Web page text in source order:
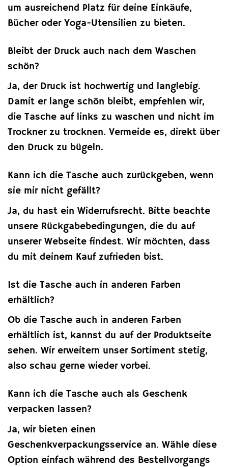
um ausreichend Platz für deine Einkäufe,
Bücher oder Yoga-Utensilien zu bieten.
Bleibt der Druck auch nach dem Waschen
schön?
Ja, der Druck ist hochwertig und langlebig.
Damit er lange schön bleibt, empfehlen wir,
die Tasche auf links zu waschen und nicht im
Trockner zu trocknen. Vermeide es, direkt über
den Druck zu bügeln.
Kann ich die Tasche auch zurückgeben, wenn
sie mir nicht gefällt?
Ja, du hast ein Widerrufsrecht. Bitte beachte
unsere Rückgabebedingungen, die du auf
unserer Webseite findest. Wir möchten, dass
du mit deinem Kauf zufrieden bist.
Ist die Tasche auch in anderen Farben
erhältlich?
Ob die Tasche auch in anderen Farben
erhältlich ist, kannst du auf der Produktseite
sehen. Wir erweitern unser Sortiment stetig,
also schau gerne wieder vorbei.
Kann ich die Tasche auch als Geschenk
verpacken lassen?
Ja, wir bieten einen
Geschenkverpackungsservice an. Wähle diese
Option einfach während des Bestellvorgangs